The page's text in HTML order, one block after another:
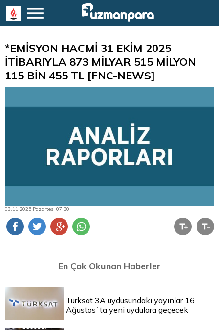
*EMİSYON HACMİ 31 EKİM 2025
İTİBARIYLA 873 MİLYAR 515 MİLYON
115 BİN 455 TL [FNC-NEWS]
03.11.2025 Pazartesi 07:30
En Çok Okunan Haberler
Türksat 3A uydusundaki yayınlar 16
Ağustos`ta yeni uydulara geçecek